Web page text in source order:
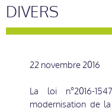
DIVERS
22 novembre 2016
La loi n°2016-
modernisation de